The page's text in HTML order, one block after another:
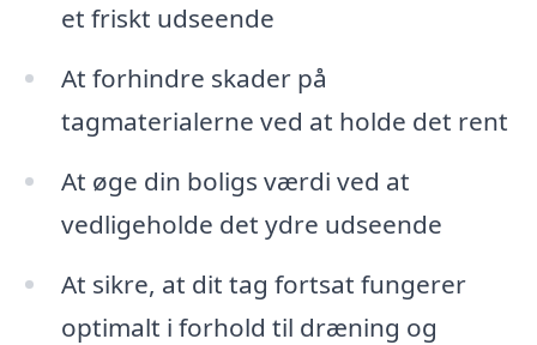
et friskt udseende
At forhindre skader på
tagmaterialerne ved at holde det rent
At øge din boligs værdi ved at
vedligeholde det ydre udseende
At sikre, at dit tag fortsat fungerer
optimalt i forhold til dræning og